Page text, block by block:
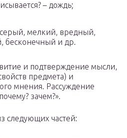
– дождь;
серый, мелкий, вредный,
бесконечный и др.
и подтверждение мысли,
предмета) и
мнения. Рассуждение
зачем?».
следующих частей: